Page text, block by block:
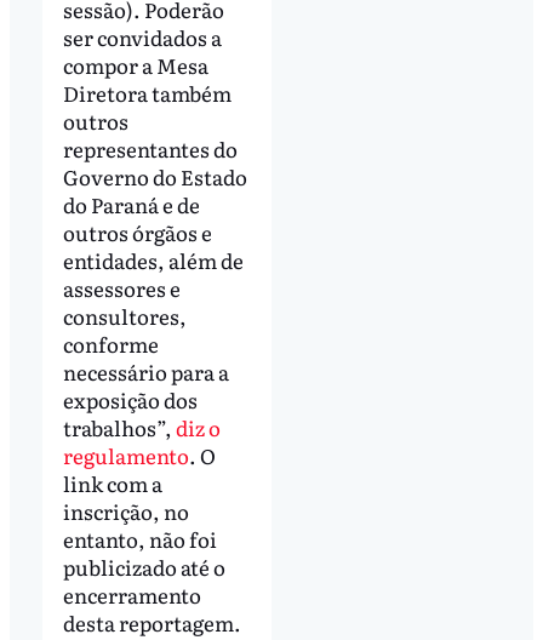
sessão). Poderão
ser convidados a
compor a Mesa
Diretora também
outros
representantes do
Governo do Estado
do Paraná e de
outros órgãos e
entidades, além de
assessores e
consultores,
conforme
necessário para a
exposição dos
trabalhos”, diz o
regulamento. O
link com a
inscrição, no
entanto, não foi
publicizado até o
encerramento
desta reportagem.